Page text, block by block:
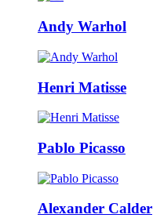
Andy Warhol
Henri Matisse
Pablo Picasso
Alexander Calder